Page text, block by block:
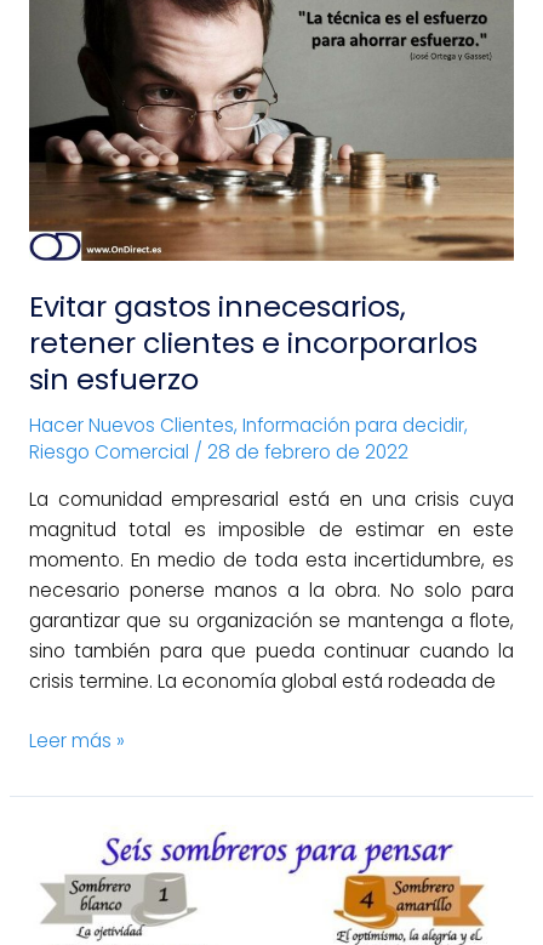
Evitar gastos innecesarios,
retener clientes e incorporarlos
sin esfuerzo
Hacer Nuevos Clientes, Información para decidir,
Riesgo Comercial / 28 de febrero de 2022
La comunidad empresarial está en una crisis cuya
magnitud total es imposible de estimar en este
momento. En medio de toda esta incertidumbre, es
necesario ponerse manos a la obra. No solo para
garantizar que su organización se mantenga a flote,
sino también para que pueda continuar cuando la
crisis termine. La economía global está rodeada de
gastos
innecesarios,
retener
clientes
e
incorporarlos
sin
esfuerzo
Leer más »
toma
de
decisiones